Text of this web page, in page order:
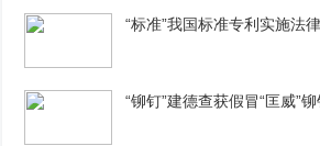
“标准”我国标准专利实施法
“铆钉”建德查获假冒“匡威”